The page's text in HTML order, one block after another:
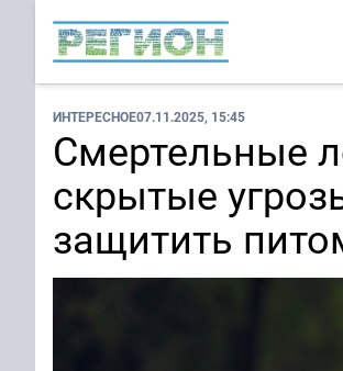
ИНТЕРЕСНОЕ07.11.2025, 15:45
Смертельные
скрытые
защитить